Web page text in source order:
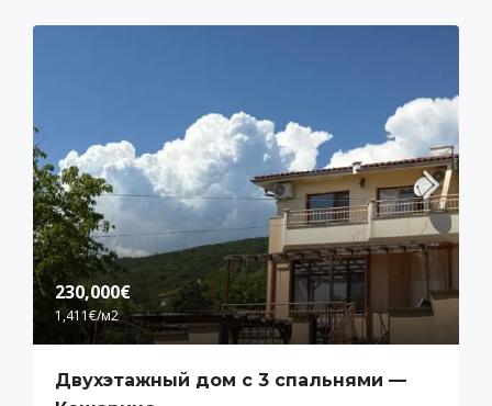
230,000€
1,411€/м2
Двухэтажный дом с 3 спальнями —